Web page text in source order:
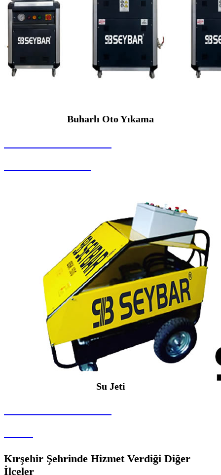
Buharlı Oto Yıkama
Su Jeti
Kırşehir Şehrinde Hizmet Verdiği Diğer
İlçeler